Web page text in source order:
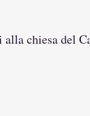
alla chiesa del